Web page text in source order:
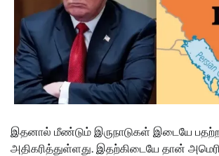
இதனால் மீண்டும் இருநாடுகள் இடையே
அதிகரித்துள்ளது. இதற்கிடையே தான்